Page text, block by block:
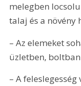
melegben
talaj és a növény
– Az elemeket
üzletben,
– A